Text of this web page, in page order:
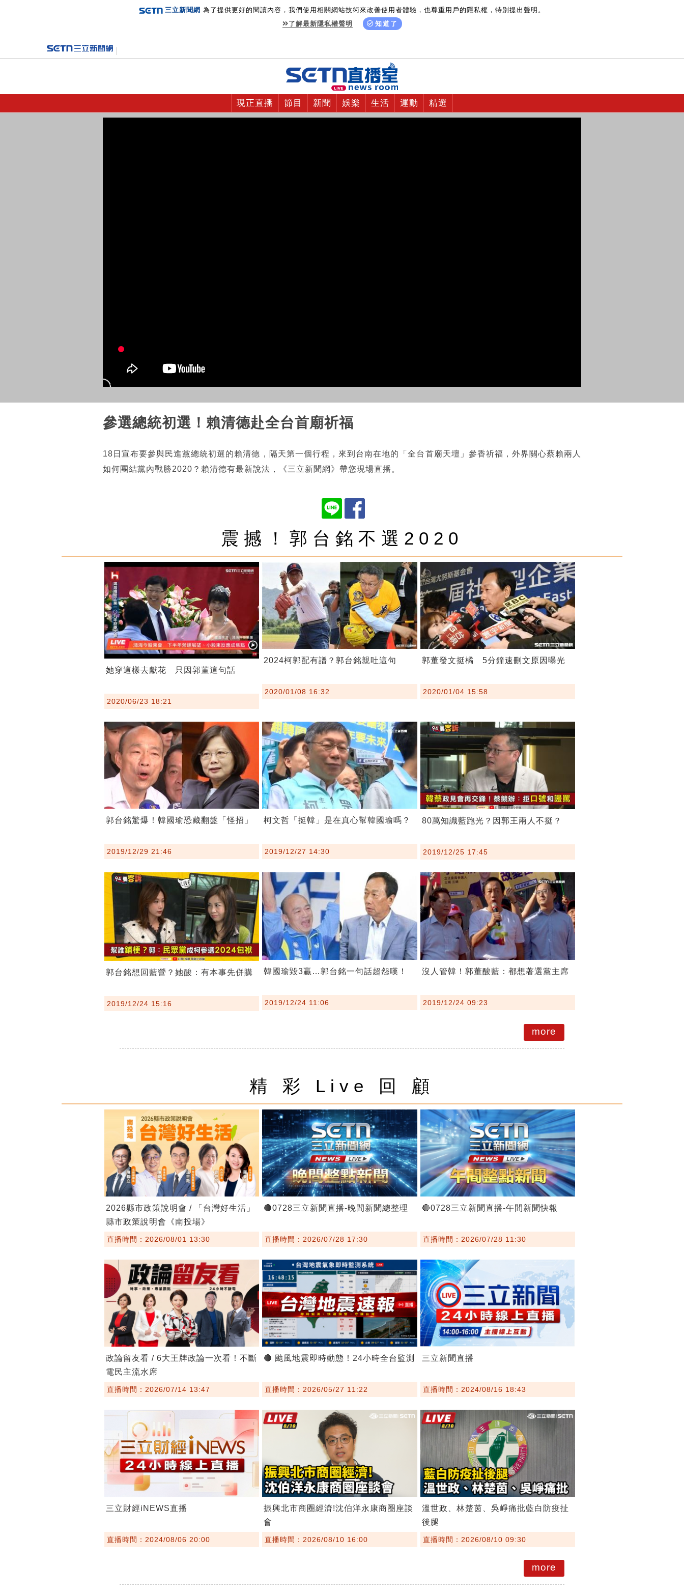
三立新聞網 為了提供更好的閱讀內容，我們使用相關網站技術來改善使用者體驗，也尊重用戶的隱私權，特別提出聲明。
了解最新隱私權聲明
知道了
現正直播 節目 新聞 娛樂 生活 運動 精選
參選總統初選！賴清德赴全台首廟祈福
18日宣布要參與民進黨總統初選的賴清德，隔天第一個行程，來到台南在地的「全台首廟天壇」參香祈福，外界關心蔡賴兩人
如何團結黨內戰勝2020？賴清德有最新說法，《三立新聞網》帶您現場直播。
震撼！郭台銘不選2020
她穿這樣去獻花 只因郭董這句話
2020/06/23 18:21
2024柯郭配有譜？郭台銘親吐這句
2020/01/08 16:32
郭董發文挺橘 5分鐘速刪文原因曝光
2020/01/04 15:58
郭台銘驚爆！韓國瑜恐藏翻盤「怪招」
2019/12/29 21:46
柯文哲「挺韓」是在真心幫韓國瑜嗎？
2019/12/27 14:30
80萬知識藍跑光？因郭王兩人不挺？
2019/12/25 17:45
郭台銘想回藍營？她酸：有本事先併購
2019/12/24 15:16
韓國瑜毀3贏…郭台銘一句話超怨嘆！
2019/12/24 11:06
沒人管韓！郭董酸藍：都想著選黨主席
2019/12/24 09:23
more
精 彩 Live 回 顧
2026縣市政策說明會 / 「台灣好生活」
縣市政策說明會《南投場》
直播時間：2026/08/01 13:30
🔴0728三立新聞直播-晚間新聞總整理
直播時間：2026/07/28 17:30
🔴0728三立新聞直播-午間新聞快報
直播時間：2026/07/28 11:30
政論留友看 / 6大王牌政論一次看！不斷
電民主流水席
直播時間：2026/07/14 13:47
🔴 颱風地震即時動態！24小時全台監測
直播時間：2026/05/27 11:22
三立新聞直播
直播時間：2024/08/16 18:43
三立財經iNEWS直播
直播時間：2024/08/06 20:00
振興北市商圈經濟!沈伯洋永康商圈座談
會
直播時間：2026/08/10 16:00
溫世政、林楚茵、吳崢痛批藍白防疫扯
後腿
直播時間：2026/08/10 09:30
more